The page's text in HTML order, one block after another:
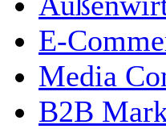
E-
Media
B2B